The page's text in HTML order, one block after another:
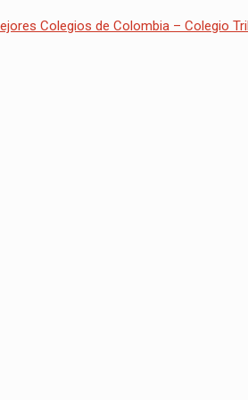
Colegios de Colombia – Colegio